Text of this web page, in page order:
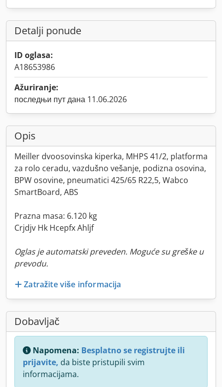
Detalji ponude
ID oglasa:
A18653986
Ažuriranje:
последњи пут дана 11.06.2026
Opis
Meiller dvoosovinska kiperka, MHPS 41/2, platforma
za rolo ceradu, vazdušno vešanje, podizna osovina,
BPW osovine, pneumatici 425/65 R22,5, Wabco
SmartBoard, ABS
Prazna masa: 6.120 kg
Crjdjv Hk Hcepfx Ahljf
Oglas je automatski preveden. Moguće su greške u
prevodu.
Zatražite više informacija
Dobavljač
Napomena: Besplatno se registrujte ili
prijavite, da biste pristupili svim
informacijama.